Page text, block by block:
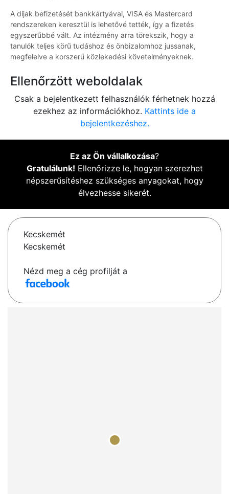
A díjak befizetését bankkártyával, VISA és Mastercard
rendszereken keresztül is lehetővé tették, így a fizetés
egyszerűbbé vált. Az intézmény arra törekszik, hogy a
tanulók teljes körű tudáshoz és önbizalomhoz jussanak,
megfelelve a korszerű közlekedési követelményeknek.
Ellenőrzött weboldalak
Csak a bejelentkezett felhasználók férhetnek hozzá
ezekhez az információkhoz. Kattints ide a
bejelentkezéshez.
Ez az Ön vállalkozása?
Gratulálunk! Ellenőrizze le, hogyan szerezhet
népszerűsítéshez szükséges anyagokat, hogy
élvezhesse sikerét.
Kecskemét
Kecskemét
Nézd meg a cég profilját a